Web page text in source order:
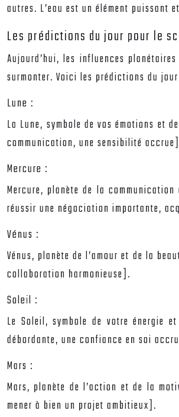
autres. L’eau est un élément puissant
Les prédictions du jour pour le
Aujourd’hui, les influences
surmonter. Voici les prédictions du
Lune :
La Lune, symbole de vos émotions et
communication, une sensibilité
Mercure :
Mercure, planète de la
réussir une négociation importante,
Vénus :
Vénus, planète de l’amour et de la
collaboration harmonieuse].
Soleil :
Le Soleil, symbole de votre énergie
débordante, une confiance en soi
Mars :
Mars, planète de l’action et de la
mener à bien un projet ambitieux].